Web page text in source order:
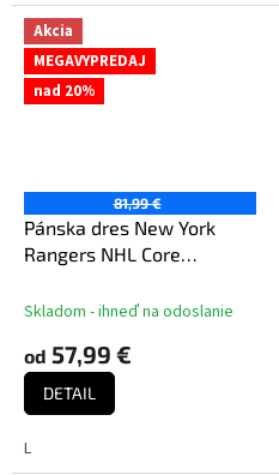
Akcia
MEGAVYPREDAJ
nad 20%
81,99 €
Pánska dres New York
Rangers NHL Core
Skladom - ihneď na odoslanie
od 57,99 €
DETAIL
L